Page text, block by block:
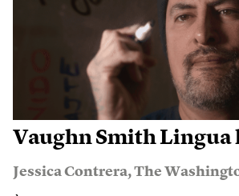
Vaughn Smith Lingua
Jessica Contrera,The